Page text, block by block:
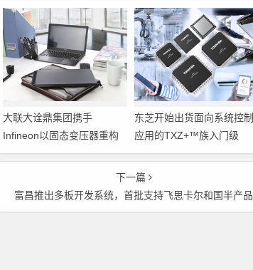
大联大诠鼎集团携手
Infineon以固态变压器重构
配电效率新标杆
东芝开始出货面向系统控制
应用的TXZ+™族入门级
M4V组（搭载Arm
Cortex‑M4内核的标准微控
制器）工程样品
下一篇
富昌推出多板开发系统，首批支持飞思卡尔和国半产品